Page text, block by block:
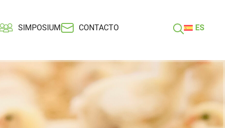
SIMPOSIUM CONTACTO ES